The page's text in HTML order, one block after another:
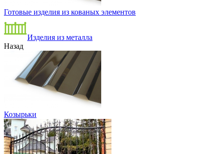
Готовые изделия из кованых элементов
Изделия из металла
Назад
Козырьки